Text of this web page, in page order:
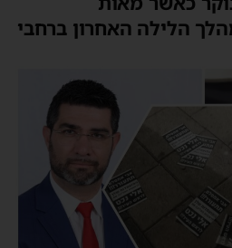
הלילה האחרון ברחבי